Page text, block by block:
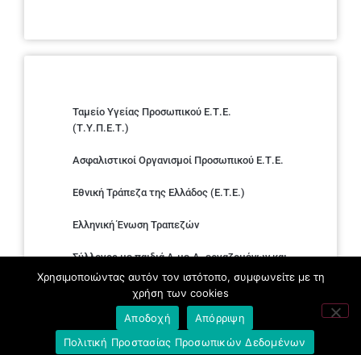
Ταμείο Υγείας Προσωπικού Ε.Τ.Ε.
(Τ.Υ.Π.Ε.Τ.)
Ασφαλιστικοί Οργανισμοί Προσωπικού Ε.Τ.Ε.
Εθνική Τράπεζα της Ελλάδος (E.T.E.)
Ελληνική Ένωση Τραπεζών
Σύλλογος με παιδιά Α.με.Α. εργαζομένων και
συνταξιούχων Ε.Τ.Ε.
Υπουργείο Εργασίας και Κοινωνικών
Υποθέσεων
Χρησιμοποιώντας αυτόν τον ιστότοπο, συμφωνείτε με τη
χρήση των cookies
Αποδοχή
Απόρριψη
Πολιτική Προστασίας Προσωπικών Δεδομένων